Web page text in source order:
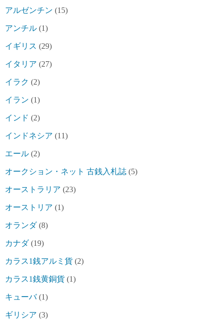
アルゼンチン (15)
アンチル (1)
イギリス (29)
イタリア (27)
イラク (2)
イラン (1)
インド (2)
インドネシア (11)
エール (2)
オークション・ネット 古銭入札誌 (5)
オーストラリア (23)
オーストリア (1)
オランダ(8)
カナダ(19)
カラス1銭アルミ貨 (2)
カラス1銭黄銅貨 (1)
キューバ(1)
ギリシア (3)